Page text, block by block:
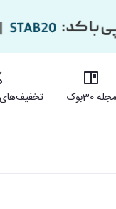
مجله 30بوک